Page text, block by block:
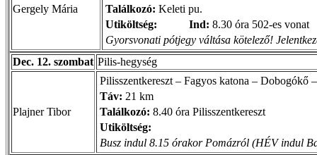
Gergely Mária
Találkozó: Keleti pu.
Utiköltség:
Ind: 8.30 óra 502-es vonat
Gyorsvonati pótjegy váltása kötelező!
Dec. 12. szombat Pilis-hegység
Plajner Tibor
Pilisszentkereszt – Fagyos katona – Dobogókő
Táv: 21 km
Találkozó: 8.40 óra Pilisszentkereszt
Utiköltség:
Busz indul 8.15 órakor Pomázról (HÉV indul